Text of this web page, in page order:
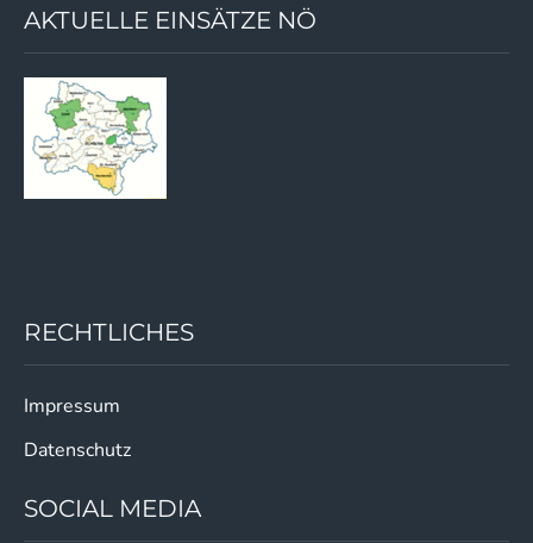
AKTUELLE EINSÄTZE NÖ
RECHTLICHES
Impressum
Datenschutz
SOCIAL MEDIA